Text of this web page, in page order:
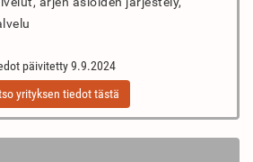
päivitetty 9.9.2024
yrityksen tiedot tästä